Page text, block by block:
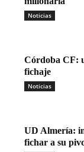
Noticias
Córdoba CF:
fichaje
Noticias
UD Almería:
fichar a su